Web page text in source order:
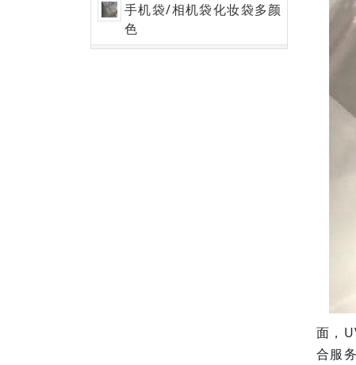
面，
合服
手机袋/相机袋化妆袋多颜
色